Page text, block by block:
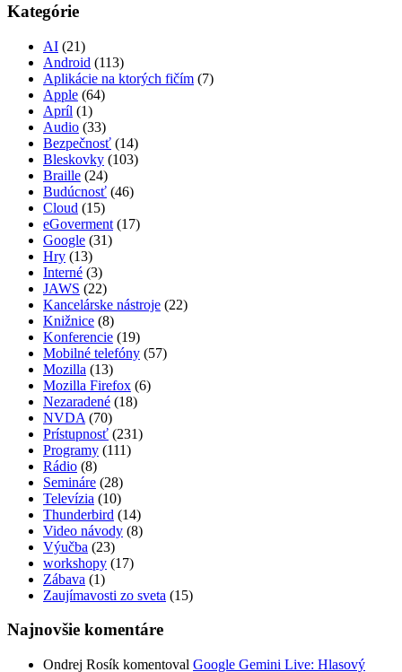
Kategórie
AI (21)
Android (113)
Aplikácie na ktorých fičím (7)
Apple (64)
Apríl (1)
Audio (33)
Bezpečnosť (14)
Bleskovky (103)
Braille (24)
Budúcnosť (46)
Cloud (15)
eGoverment (17)
Google (31)
Hry (13)
Interné (3)
JAWS (22)
Kancelárske nástroje (22)
Knižnice (8)
Konferencie (19)
Mobilné telefóny (57)
Mozilla (13)
Mozilla Firefox (6)
Nezaradené (18)
NVDA (70)
Prístupnosť (231)
Programy (111)
Rádio (8)
Semináre (28)
Televízia (10)
Thunderbird (14)
Video návody (8)
Výučba (23)
workshopy (17)
Zábava (1)
Zaujímavosti zo sveta (15)
Najnovšie komentáre
Ondrej Rosík komentoval Google Gemini Live: Hlasový